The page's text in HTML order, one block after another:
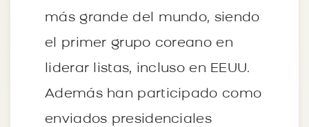
más grande del mundo, siendo
el primer grupo coreano en
liderar listas, incluso en EEUU.
Además han participado como
enviados presidenciales